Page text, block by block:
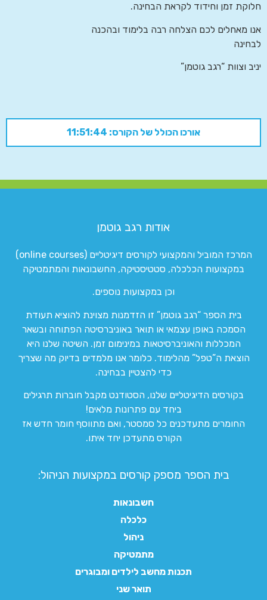
חלוקת זמן וחידוד לקראת הבחינה.
אנו מאחלים לכם הצלחה רבה בלימוד ובהכנה
לבחינה
יניב וצוות “רגב גוטמן”
אורכו הכולל של הקורס: 11:51:44
אודות רגב גוטמן
המרכז המוביל והמקצועי לקורסים דיגיטליים (online courses)
במקצועות הכלכלה, סטטיסטיקה, החשבונאות והמתמטיקה
וכן במקצועות נוספים.
בית הספר “רגב גוטמן” זו הזדמנות מצוינת להוציא תעודת
הסמכה באופן עצמאי או תואר באוניברסיטה הפתוחה ובשאר
המכללות והאוניברסיטאות במינימום זמן. השיטה שלנו היא
הוצאת ה”טפל” מהלימוד. כלומר אנו מלמדים בדיוק מה שצריך
כדי להצטיין בבחינה.
בקורסים הדיגיטליים שלנו, הסטודנט מקבל חוברות תרגילים
ביחד עם פתרונות מלאים!
החומרים מתעדכנים כל סמסטר, ואם מתווסף חומר חדש אז
הקורס מתעדכן יחד איתו.
בית הספר מספק קורסים במקצועות הניהול:
חשבונאות
כלכלה
ניהול
מתמטיקה
תכנות מחשב לילדים ומבוגרים
תואר שני